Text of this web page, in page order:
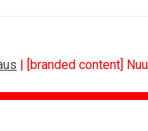
| [branded content]